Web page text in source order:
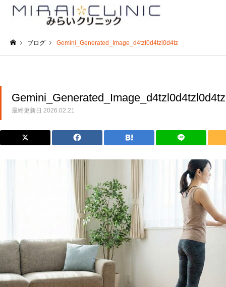
ブログ Gemini_Generated_Image_d4tzl0d4tzl0d4tz
Gemini_Generated_Image_d4tzl0d4tzl0d4tz
最終更新日 2026.02.21